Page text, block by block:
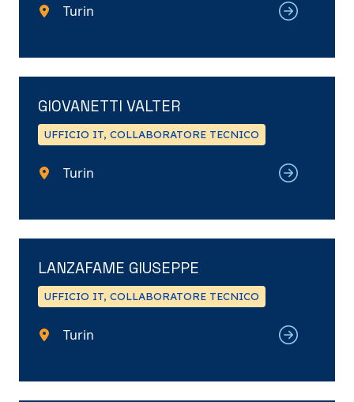
Turin
GIOVANETTI VALTER
UFFICIO IT, COLLABORATORE TECNICO
Turin
LANZAFAME GIUSEPPE
UFFICIO IT, COLLABORATORE TECNICO
Turin